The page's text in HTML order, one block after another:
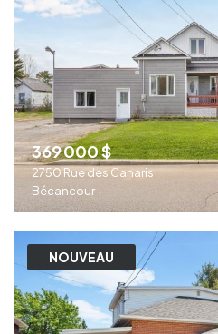
369 000 $
2750 Rue des Canaris
Bécancour
NOUVEAU